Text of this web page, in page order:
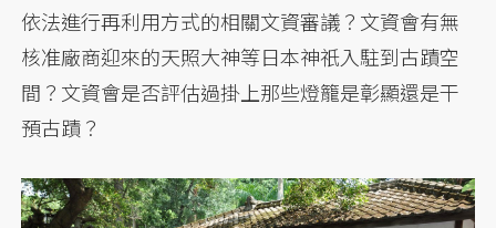
依法進行再利用方式的相關文資審議？文資會有無
核准廠商迎來的天照大神等日本神祇入駐到古蹟空
間？文資會是否評估過掛上那些燈籠是彰顯還是干
預古蹟？